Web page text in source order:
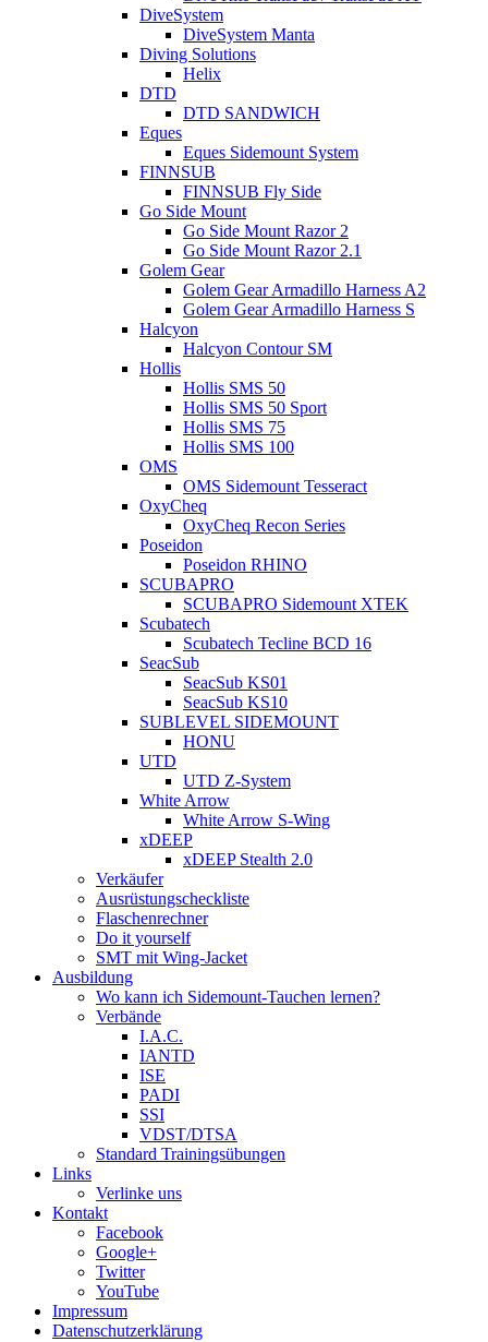
DiveSystem
DiveSystem Manta
Diving Solutions
Helix
DTD
DTD SANDWICH
Eques
Eques Sidemount System
FINNSUB
FINNSUB Fly Side
Go Side Mount
Go Side Mount Razor 2
Go Side Mount Razor 2.1
Golem Gear
Golem Gear Armadillo Harness A2
Golem Gear Armadillo Harness S
Halcyon
Halcyon Contour SM
Hollis
Hollis SMS 50
Hollis SMS 50 Sport
Hollis SMS 75
Hollis SMS 100
OMS
OMS Sidemount Tesseract
OxyCheq
OxyCheq Recon Series
Poseidon
Poseidon RHINO
SCUBAPRO
SCUBAPRO Sidemount XTEK
Scubatech
Scubatech Tecline BCD 16
SeacSub
SeacSub KS01
SeacSub KS10
SUBLEVEL SIDEMOUNT
HONU
UTD
UTD Z-System
White Arrow
White Arrow S-Wing
xDEEP
xDEEP Stealth 2.0
Verkäufer
Ausrüstungscheckliste
Flaschenrechner
Do it yourself
SMT mit Wing-Jacket
Ausbildung
Wo kann ich Sidemount-Tauchen lernen?
Verbände
I.A.C.
IANTD
ISE
PADI
SSI
VDST/DTSA
Standard Trainingsübungen
Links
Verlinke uns
Kontakt
Facebook
Google+
Twitter
YouTube
Impressum
Datenschutzerklärung